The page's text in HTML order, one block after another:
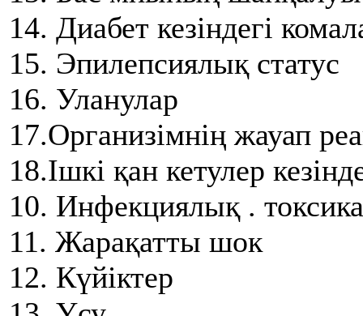
14. Диабет кезіндегі
15. Эпилепсиялық статус
16. Уланулар
17.Организімнің жауап
18.Ішкі қан кетулер
10. Инфекциялық .
11. Жарақатты шок
12. Күйіктер